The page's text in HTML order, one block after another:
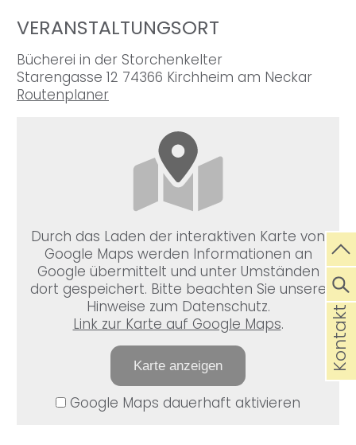
VERANSTALTUNGSORT
Bücherei in der Storchenkelter
Starengasse 12 74366 Kirchheim am Neckar
Routenplaner
Durch das Laden der interaktiven Karte von
Google Maps werden Informationen an
Google übermittelt und unter Umständen
dort gespeichert. Bitte beachten Sie unsere
Hinweise zum Datenschutz.
Link zur Karte auf Google Maps.
Karte anzeigen
Google Maps dauerhaft aktivieren
Kontakt